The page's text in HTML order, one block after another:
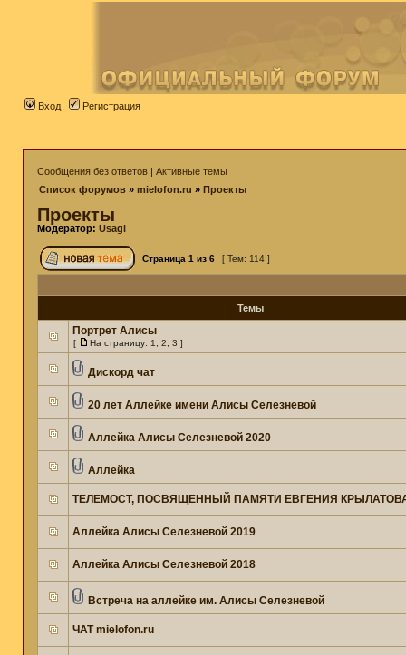
Вход Регистрация
Сообщения без ответов | Активные темы
Список форумов » mielofon.ru » Проекты
Проекты
Модератор: Usagi
Страница 1 из 6 [ Тем: 114 ]
Темы
Портрет Алисы
[ На страницу: 1 2 3 ]
Дискорд чат
20 лет Аллейке имени Алисы Селезневой
Аллейка Алисы Селезневой 2020
Аллейка
ТЕЛЕМОСТ, ПОСВЯЩЕННЫЙ ПАМЯТИ ЕВГЕНИЯ
Аллейка Алисы Селезневой 2019
Аллейка Алисы Селезневой 2018
Встреча на аллейке им. Алисы Селезневой
ЧАТ mielofon.ru